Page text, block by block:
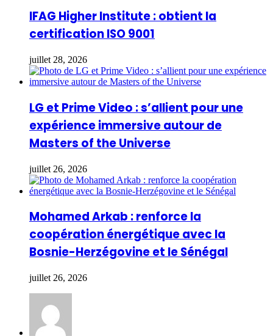
IFAG Higher Institute : obtient la
certification ISO 9001
juillet 28, 2026
LG et Prime Video : s’allient pour une
expérience immersive autour de
Masters of the Universe
juillet 26, 2026
Mohamed Arkab : renforce la
coopération énergétique avec la
Bosnie-Herzégovine et le Sénégal
juillet 26, 2026